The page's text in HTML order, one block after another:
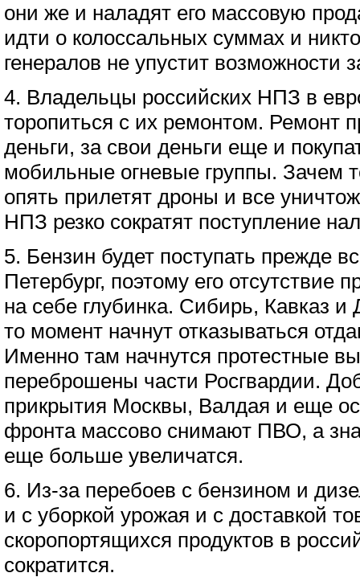
они же и наладят его массовую
идти о колоссальных суммах и
генералов не упустит возможности
4. Владельцы российских НПЗ в
торопиться с их ремонтом. Ремонт
деньги, за свои деньги еще и
мобильные огневые группы. Зачем
опять прилетят дроны и все
НПЗ резко сократят поступление
5. Бензин будет поступать прежде
Петербург, поэтому его отсутствие
на себе глубинка. Сибирь, Кавказ и
то момент начнут отказываться
Именно там начнутся протестные
переброшены части Росгвардии.
прикрытия Москвы, Валдая и еще
фронта массово снимают ПВО, а
еще больше увеличатся.
6. Из-за перебоев с бензином и
и с уборкой урожая и с доставкой
скоропортящихся продуктов в
сократится.